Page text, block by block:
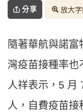
分享 放大字
隨著華航與諾
灣疫苗接種率也
人祥表示，5 月
人，自費疫苗接